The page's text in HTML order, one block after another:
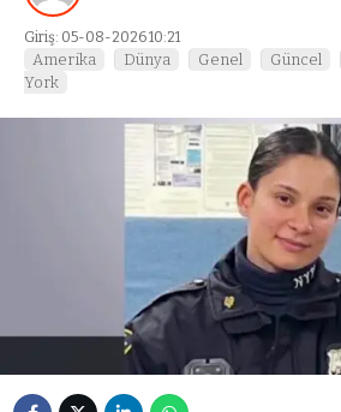
Giriş: 05-08-2026 10:21
Amerika Dünya Genel Güncel
York